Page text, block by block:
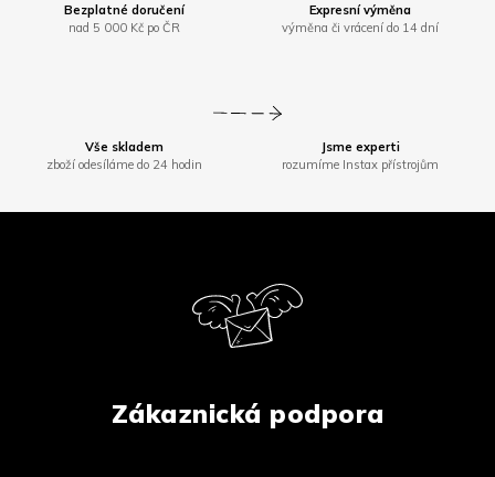
Bezplatné doručení
nad 5 000 Kč po ČR
Expresní výměna
výměna či vrácení do 14 dní
Vše skladem
zboží odesíláme do 24 hodin
Jsme experti
rozumíme Instax přístrojům
Zákaznická podpora